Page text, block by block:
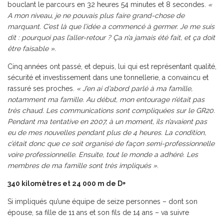
bouclant le parcours en 32 heures 54 minutes et 8 secondes. «
A mon niveau, je ne pouvais plus faire grand-chose de
marquant. C’est là que l’idée a commencé à germer. Je me suis
dit : pourquoi pas l’aller-retour ? Ça n’a jamais été fait, et ça doit
être faisable ».
Cinq années ont passé, et depuis, lui qui est représentant qualité,
sécurité et investissement dans une tonnellerie, a convaincu et
rassuré ses proches. « J’en ai d’abord parlé à ma famille,
notamment ma famille. Au début, mon entourage n’était pas
très chaud. Les communications sont compliquées sur le GR20.
Pendant ma tentative en 2007, à un moment, ils n’avaient pas
eu de mes nouvelles pendant plus de 4 heures. La condition,
c’était donc que ce soit organisé de façon semi-professionnelle
voire professionnelle. Ensuite, tout le monde a adhéré. Les
membres de ma famille sont très impliqués ».
340 kilomètres et 24 000 m de D+
Si impliqués qu’une équipe de seize personnes – dont son
épouse, sa fille de 11 ans et son fils de 14 ans – va suivre